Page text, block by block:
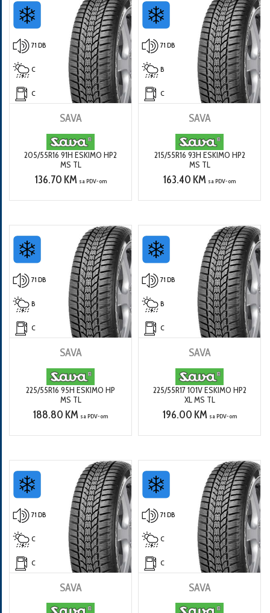
71 DB
C
C
SAVA
205/55R16 91H ESKIMO HP2
MS TL
136.70 KM sa PDV-om
71 DB
B
C
SAVA
215/55R16 93H ESKIMO HP2
MS TL
163.40 KM sa PDV-om
71 DB
B
C
SAVA
225/55R16 95H ESKIMO HP
MS TL
188.80 KM sa PDV-om
71 DB
B
C
SAVA
225/55R17 101V ESKIMO HP2
XL MS TL
196.00 KM sa PDV-om
71 DB
C
C
SAVA
71 DB
C
C
SAVA